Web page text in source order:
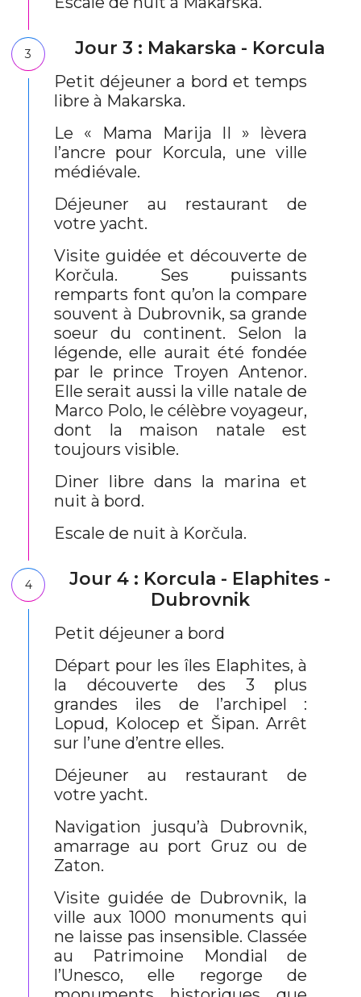
3 Jour 3 : Makarska - Korcula
Petit déjeuner a bord et temps
libre à Makarska.
Le « Mama Marija II » lèvera
l’ancre pour Korcula, une ville
médiévale.
Déjeuner au restaurant de
votre yacht.
Visite guidée et découverte de
Korčula. Ses puissants
remparts font qu’on la compare
souvent à Dubrovnik, sa grande
soeur du continent. Selon la
légende, elle aurait été fondée
par le prince Troyen Antenor.
Elle serait aussi la ville natale de
Marco Polo, le célèbre voyageur,
dont la maison natale est
toujours visible.
Diner libre dans la marina et
nuit à bord.
Escale de nuit à Korčula.
4
Jour 4 : Korcula - Elaphites -
Dubrovnik
Petit déjeuner a bord
Départ pour les îles Elaphites, à
la découverte des 3 plus
grandes iles de l’archipel :
Lopud, Kolocep et Šipan. Arrêt
sur l’une d’entre elles.
Déjeuner au restaurant de
votre yacht.
Navigation jusqu’à Dubrovnik,
amarrage au port Gruz ou de
Zaton.
Visite guidée de Dubrovnik, la
ville aux 1000 monuments qui
ne laisse pas insensible. Classée
au Patrimoine Mondial de
l’Unesco, elle regorge de